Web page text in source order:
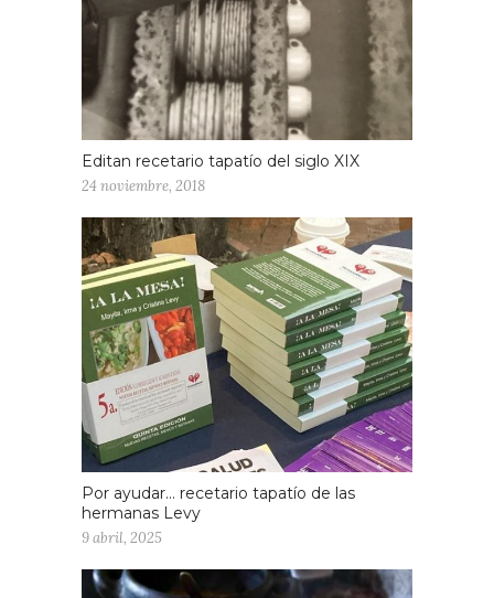
Editan recetario tapatío del siglo XIX
24 noviembre, 2018
Por ayudar… recetario tapatío de las
hermanas Levy
9 abril, 2025